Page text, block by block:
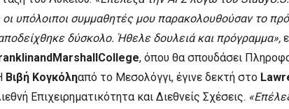
υπόλοιποι συμμαθητές μου παρακολουθούσαν το
δύσκολο. Ήθελε δουλειά και πρόγραμμα»,
, όπου θα σπουδάσει
Βιβή Κογκόληαπό το Μεσολόγγι, έγινε δεκτή στο
Επιχειρηματικότητα και Διεθνείς Σχέσεις.